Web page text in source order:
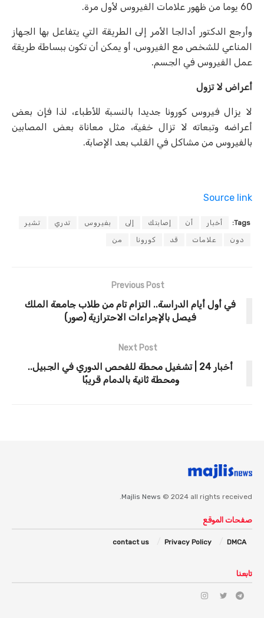
60 يوما من ظهور علامات الفيروس لأول مرة.
وأرجع الدكتور أدالجا الأمر إلى الطريقة التي يتفاعل بها الجهاز
المناعي للشخص مع الفيروس، أو يمكن أن تكون ببساطة طريقة
عمل الفيروس في الجسم.
أعراض لا تزول
لا يزال فيروس كورونا جديدا بالنسبة للأطباء، لذا فإن بعض
أعراضه وتبعاته لا تزال خفية، مثل معاناة بعض المصابين
بالفيروس من مشاكل في القلب بعد الإصابة.
Source link
Tags: أخبار أن إصابتك إلى بفيروس تدري تشير
دون علامات قد كورونا من
Previous Post
في أول أيام الدراسة.. التزام تام من طلاب جامعة الملك
فيصل بالإجراءات الاحترازية (صور)
Next Post
أخبار 24 | تشغيل محطة للفحص الدوري في الجبيل..
ومحطة ثانية بالدمام قريبًا
Majlis News © 2024 all rights received.
صفحات الموقع
DMCA
Privacy Policy
contact us
تابعنا